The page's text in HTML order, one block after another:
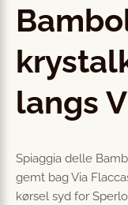
langs
Spiaggia delle
gemt bag Via
kørsel syd for